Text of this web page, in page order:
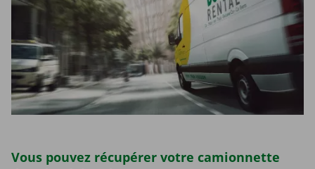
Vous pouvez récupérer votre camionnette